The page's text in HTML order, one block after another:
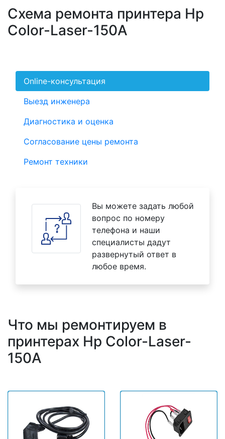
Схема ремонта принтера Hp
Color-Laser-150A
Online-консультация
Выезд инженера
Диагностика и оценка
Согласование цены ремонта
Ремонт техники
Вы можете задать любой
вопрос по номеру
телефона и наши
специалисты дадут
развернутый ответ в
любое время.
Что мы ремонтируем в
принтерах Hp Color-Laser-
150A